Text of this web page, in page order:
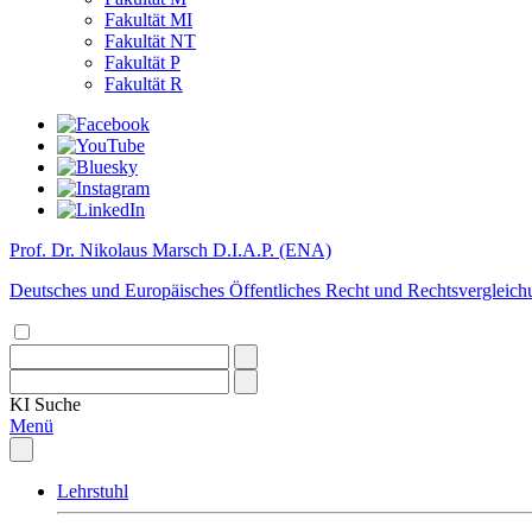
Fakultät MI
Fakultät NT
Fakultät P
Fakultät R
Prof. Dr. Nikolaus Marsch D.I.A.P. (ENA)
Deutsches und Europäisches Öffentliches Recht und
KI Suche
Menü
Lehrstuhl